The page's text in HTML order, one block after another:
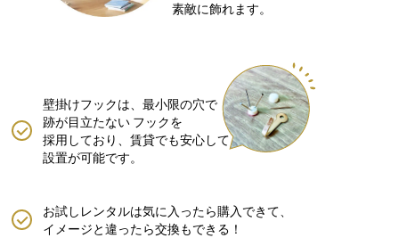
素敵に飾れます。
壁掛けフックは、最小限の穴で
跡が目立たない フックを
採用しており、賃貸でも安心して
設置が可能です。
お試しレンタルは気に入ったら購入できて、
イメージと違ったら交換もできる！